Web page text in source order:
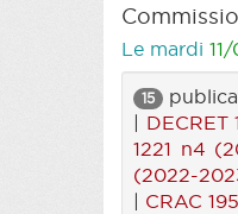
Le mardi
15
|
1221 n4
(2022-
| CRAC